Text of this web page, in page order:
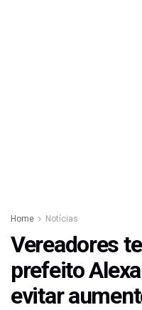
Home Notícias
Vereadores
prefeito
evitar